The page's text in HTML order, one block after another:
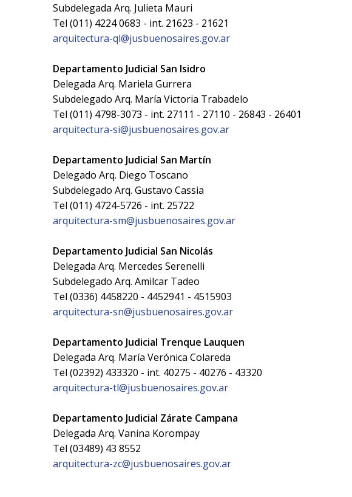
Subdelegada Arq. Julieta Mauri
Tel (011) 4224 0683 - int. 21623 - 21621
arquitectura-ql@jusbuenosaires.gov.ar
Departamento Judicial San Isidro
Delegada Arq. Mariela Gurrera
Subdelegado Arq. María Victoria Trabadelo
Tel (011) 4798-3073 - int. 27111 - 27110 - 26843 - 26401
arquitectura-si@jusbuenosaires.gov.ar
Departamento Judicial San Martín
Delegado Arq. Diego Toscano
Subdelegado Arq. Gustavo Cassia
Tel (011) 4724-5726 - int. 25722
arquitectura-sm@jusbuenosaires.gov.ar
Departamento Judicial San Nicolás
Delegada Arq. Mercedes Serenelli
Subdelegado Arq. Amilcar Tadeo
Tel (0336) 4458220 - 4452941 - 4515903
arquitectura-sn@jusbuenosaires.gov.ar
Departamento Judicial Trenque Lauquen
Delegada Arq. María Verónica Colareda
Tel (02392) 433320 - int. 40275 - 40276 - 43320
arquitectura-tl@jusbuenosaires.gov.ar
Departamento Judicial Zárate Campana
Delegada Arq. Vanina Korompay
Tel (03489) 43 8552
arquitectura-zc@jusbuenosaires.gov.ar